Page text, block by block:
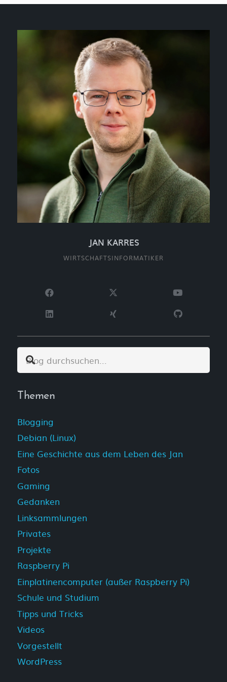
JAN KARRES
WIRTSCHAFTSINFORMATIKER
Themen
Blogging
Debian (Linux)
Eine Geschichte aus dem Leben des Jan
Fotos
Gaming
Gedanken
Linksammlungen
Privates
Projekte
Raspberry Pi
Einplatinencomputer (außer Raspberry Pi)
Schule und Studium
Tipps und Tricks
Videos
Vorgestellt
WordPress